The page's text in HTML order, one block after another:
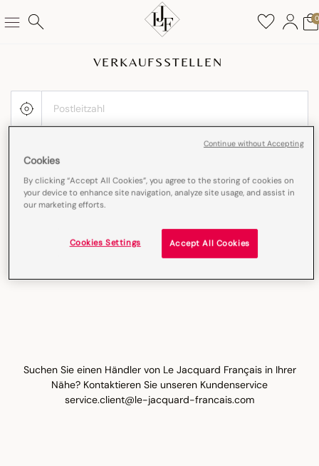
0
VERKAUFSSTELLEN
Suchen Sie einen Händler von Le Jacquard Français in Ihrer
Nähe? Kontaktieren Sie unseren Kundenservice
service.client@le-jacquard-francais.com
Cookies
By clicking “Accept All Cookies”, you agree to the storing of cookies on
your device to enhance site navigation, analyze site usage, and assist in
our marketing efforts.
Accept All Cookies
Cookies Settings
Continue without Accepting